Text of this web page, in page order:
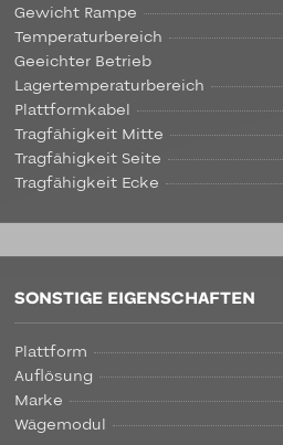
Gewicht Rampe
Temperaturbereich
Geeichter Betrieb
Lagertemperaturbereich
Plattformkabel
Tragfähigkeit Mitte
Tragfähigkeit Seite
Tragfähigkeit Ecke
SONSTIGE EIGENSCHAFTEN
Plattform
Auflösung
Marke
Wägemodul